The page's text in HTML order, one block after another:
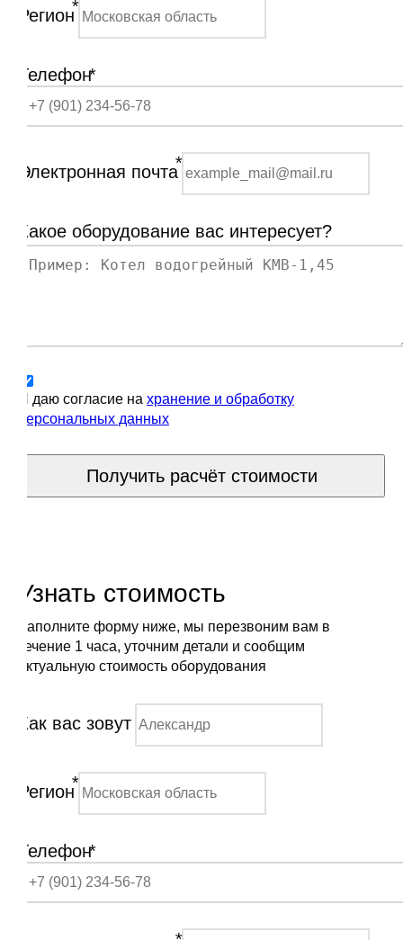
Регион*
Телефон*
Электронная почта*
Какое оборудование вас интересует?
Я даю согласие на хранение и обработку
персональных данных
Получить расчёт стоимости
Узнать стоимость
Заполните форму ниже, мы перезвоним вам в
течение 1 часа, уточним детали и сообщим
актуальную стоимость оборудования
Как вас зовут
Регион*
Телефон*